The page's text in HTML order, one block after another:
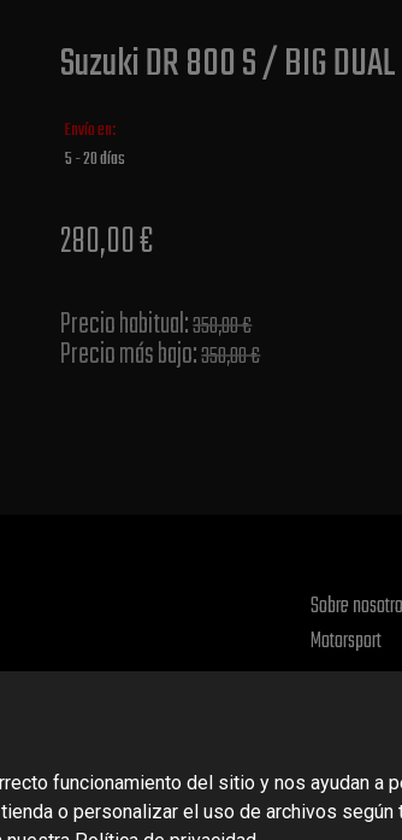
Suzuki DR 800 S / BIG
Envío en:
5 - 20 días
280,00 €
Precio habitual​:350,00 €
Precio más bajo​:350,00 €
Sobre
Motorsport
funcionamiento del sitio y nos ayudan
o personalizar el uso de archivos